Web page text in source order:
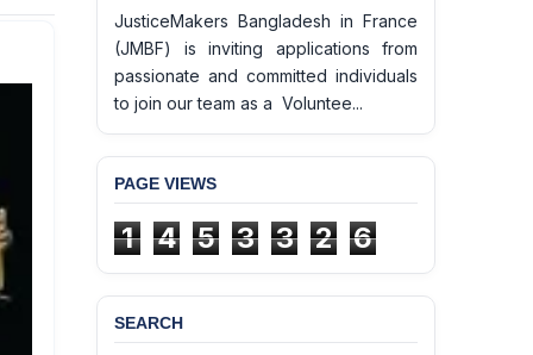
JusticeMakers Bangladesh in France
(JMBF) is inviting applications from
passionate and committed individuals
to join our team as a Voluntee...
PAGE VIEWS
1 4 5 3 3 2 6
SEARCH